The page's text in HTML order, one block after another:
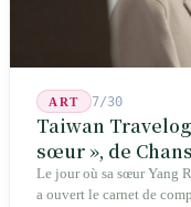
ART 7/30
Taiwan
sœur », de
Le jour où sa sœur Yang
a ouvert le carnet de